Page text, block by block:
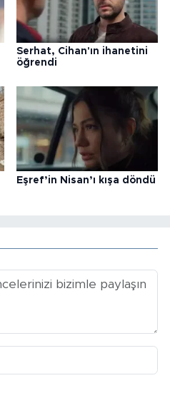
Serhat, Cihan'ın ihanetini
öğrendi
Eşref’in Nisan’ı kışa döndü